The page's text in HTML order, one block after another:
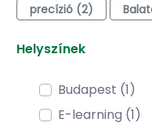
precízió (2)
Helyszínek
Budapest (1)
E-learning (1)